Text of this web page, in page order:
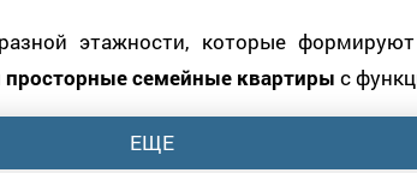
этажности, которые
семейные квартиры с
ЕЩЕ